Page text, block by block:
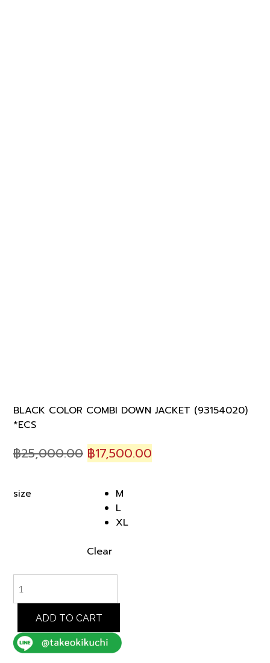
BLACK COLOR COMBI DOWN JACKET (93154020)
*ECS
฿25,000.00 Original
was:
฿25,000.00.
฿17,500.00
size
M
L
XL
Clear
COLOR
COMBI
DOWN
JACKET
(93154020)
*ECS
ADD TO CART